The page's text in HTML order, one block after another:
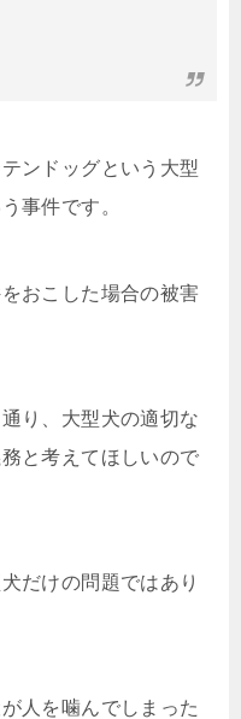
ンドッグという大型
事件です。
おこした場合の被害
り、大型犬の適切な
と考えてほしいので
だけの問題ではあり
人を噛んでしまった